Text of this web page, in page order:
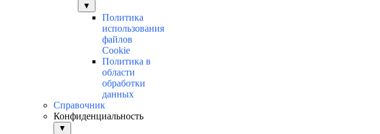
▼
Политика
использования
файлов
Cookie
Политика в
области
обработки
данных
Справочник
Конфиденциальность
▼